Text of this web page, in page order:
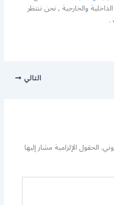
والخارجية , نحن ننتظر
.
التالي
الحقول الإلزامية مشار إليها